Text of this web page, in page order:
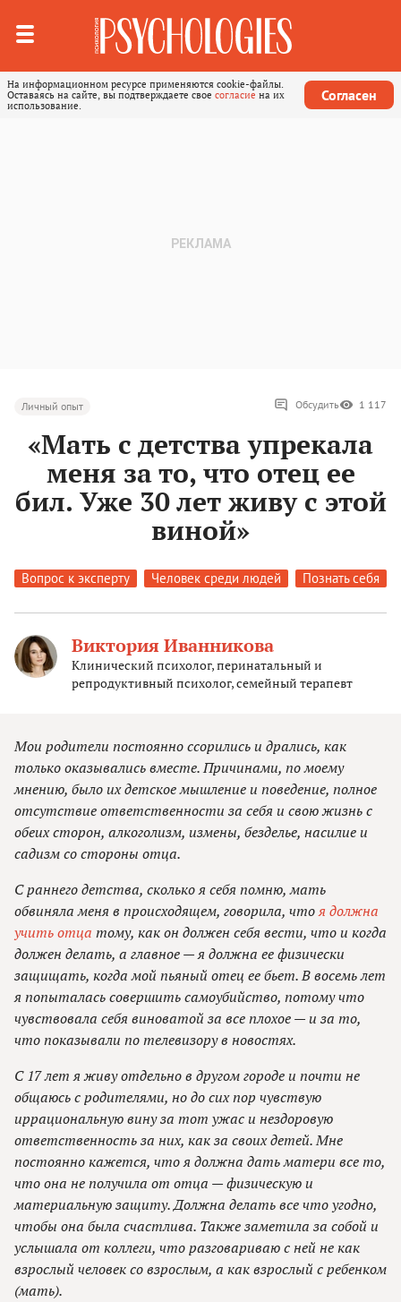
На информационном ресурсе применяются cookie-файлы.
Оставаясь на сайте, вы подтверждаете свое согласие на их
использование.
Согласен
Личный опыт Обсудить 1 117
«Мать с детства упрекала
меня за то, что отец ее
бил. Уже 30 лет живу с этой
виной»
Вопрос к эксперту Человек среди людей Познать себя
Виктория Иванникова
Клинический психолог, перинатальный и
репродуктивный психолог, семейный терапевт
Мои родители постоянно ссорились и дрались, как
только оказывались вместе. Причинами, по моему
мнению, было их детское мышление и поведение, полное
отсутствие ответственности за себя и свою жизнь с
обеих сторон, алкоголизм, измены, безделье, насилие и
садизм со стороны отца.
С раннего детства, сколько я себя помню, мать
обвиняла меня в происходящем, говорила, чтоя должна
учить отца тому, как он должен себя вести, что и когда
должен делать, а главное — я должна ее физически
защищать, когда мой пьяный отец ее бьет. В восемь лет
я попыталась совершить самоубийство, потому что
чувствовала себя виноватой за все плохое — и за то,
что показывали по телевизору в новостях.
С 17 лет я живу отдельно в другом городе и почти не
общаюсь с родителями, но до сих пор чувствую
иррациональную вину за тот ужас и нездоровую
ответственность за них, как за своих детей. Мне
постоянно кажется, что я должна дать матери все то,
что она не получила от отца — физическую и
материальную защиту. Должна делать все что угодно,
чтобы она была счастлива. Также заметила за собой и
услышала от коллеги, что разговариваю с ней не как
взрослый человек со взрослым, а как взрослый с ребенком
(мать).